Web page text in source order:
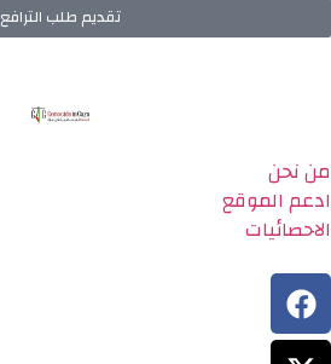
تقديم طلب الترافع
من نحن
ادعم الموقع
الاحصائيات